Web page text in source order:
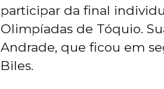
participar da final
Olimpíadas de Tóquio.
Andrade, que ficou em
Biles.